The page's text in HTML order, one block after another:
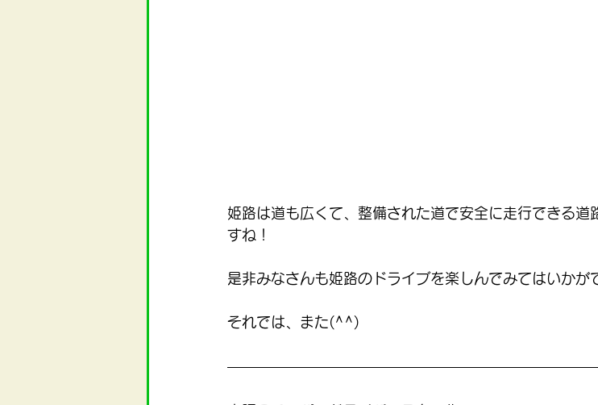
姫路は道も広くて、整備された道で安全に走行できる道
すね！
是非みなさんも姫路のドライブを楽しんでみてはいかが
それでは、また(^^)